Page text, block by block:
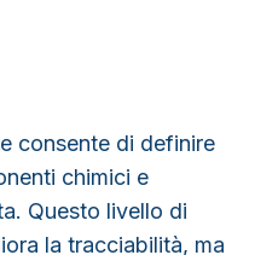
consente di definire
chimici e
Questo livello di
la tracciabilità, ma